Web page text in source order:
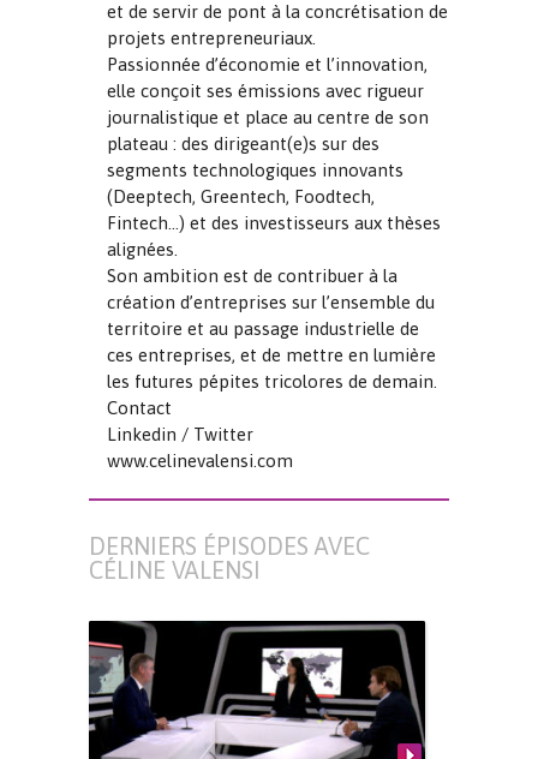
et de servir de pont à la concrétisation de
projets entrepreneuriaux.
Passionnée d’économie et l’innovation,
elle conçoit ses émissions avec rigueur
journalistique et place au centre de son
plateau : des dirigeant(e)s sur des
segments technologiques innovants
(Deeptech, Greentech, Foodtech,
Fintech…) et des investisseurs aux thèses
alignées.
Son ambition est de contribuer à la
création d’entreprises sur l’ensemble du
territoire et au passage industrielle de
ces entreprises, et de mettre en lumière
les futures pépites tricolores de demain.
Contact
Linkedin / Twitter
www.celinevalensi.com
DERNIERS ÉPISODES AVEC
CÉLINE VALENSI